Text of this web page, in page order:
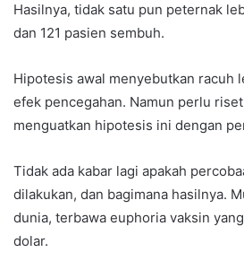
Hasilnya, tidak satu pun peternak
dan 121 pasien sembuh.
Hipotesis awal menyebutkan racuh
efek pencegahan. Namun perlu
menguatkan hipotesis ini dengan
Tidak ada kabar lagi apakah
dilakukan, dan bagimana hasilnya.
dunia, terbawa euphoria vaksin
dolar.